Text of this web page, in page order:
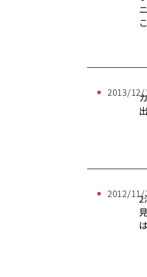
2013/12/
2012/11/
2